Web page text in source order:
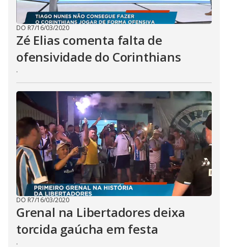
DO R7/16/03/2020
Zé Elias comenta falta de
ofensividade do Corinthians
.
DO R7/16/03/2020
Grenal na Libertadores deixa
torcida gaúcha em festa
.